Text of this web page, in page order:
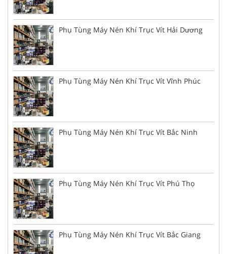
Phụ Tùng Máy Nén Khí Trục Vít Hải Dương
Phụ Tùng Máy Nén Khí Trục Vít Vĩnh Phúc
Phụ Tùng Máy Nén Khí Trục Vít Bắc Ninh
Phụ Tùng Máy Nén Khí Trục Vít Phú Thọ
Phụ Tùng Máy Nén Khí Trục Vít Bắc Giang